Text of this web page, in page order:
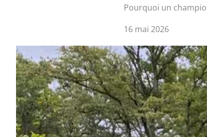
Pourquoi un
16 mai 2026